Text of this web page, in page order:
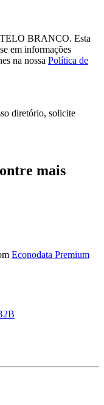
BRANCO. Esta
em informações
na nossa Política de
diretório, solicite
mais
Econodata Premium